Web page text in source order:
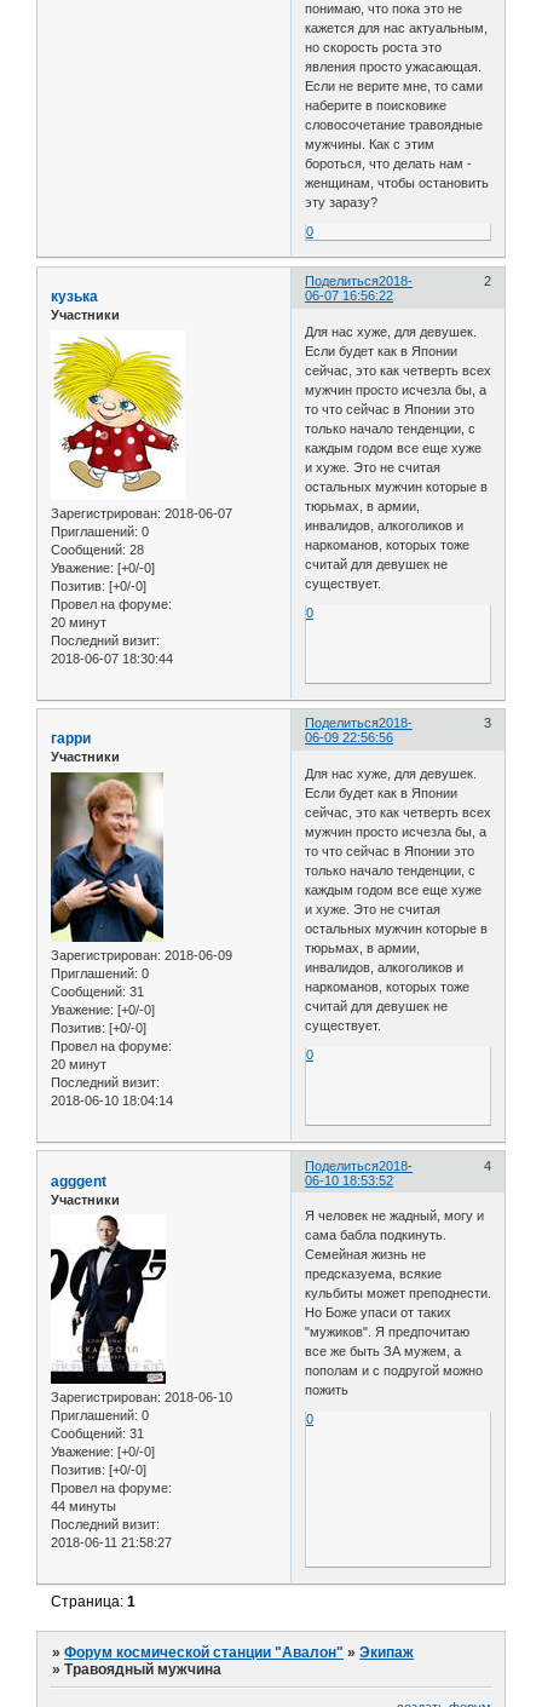
понимаю, что пока это не
кажется для нас актуальным,
но скорость роста это
явления просто ужасающая.
Если не верите мне, то сами
наберите в поисковике
словосочетание травоядные
мужчины. Как с этим
бороться, что делать нам -
женщинам, чтобы остановить
эту заразу?
0
Поделиться 2
2018-
06-07 16:56:22
кузька
Участники
Зарегистрирован: 2018-06-07
Приглашений: 0
Сообщений: 28
Уважение: [+0/-0]
Позитив: [+0/-0]
Провел на форуме:
20 минут
Последний визит:
2018-06-07 18:30:44
Для нас хуже, для девушек.
Если будет как в Японии
сейчас, это как четверть всех
мужчин просто исчезла бы, а
то что сейчас в Японии это
только начало тенденции, с
каждым годом все еще хуже
и хуже. Это не считая
остальных мужчин которые в
тюрьмах, в армии,
инвалидов, алкоголиков и
наркоманов, которых тоже
считай для девушек не
существует.
0
Поделиться 3
2018-
06-09 22:56:56
гарри
Участники
Зарегистрирован: 2018-06-09
Приглашений: 0
Сообщений: 31
Уважение: [+0/-0]
Позитив: [+0/-0]
Провел на форуме:
20 минут
Последний визит:
2018-06-10 18:04:14
Для нас хуже, для девушек.
Если будет как в Японии
сейчас, это как четверть всех
мужчин просто исчезла бы, а
то что сейчас в Японии это
только начало тенденции, с
каждым годом все еще хуже
и хуже. Это не считая
остальных мужчин которые в
тюрьмах, в армии,
инвалидов, алкоголиков и
наркоманов, которых тоже
считай для девушек не
существует.
0
Поделиться 4
2018-
06-10 18:53:52
agggent
Участники
Зарегистрирован: 2018-06-10
Приглашений: 0
Сообщений: 31
Уважение: [+0/-0]
Позитив: [+0/-0]
Провел на форуме:
44 минуты
Последний визит:
2018-06-11 21:58:27
Я человек не жадный, могу и
сама бабла подкинуть.
Семейная жизнь не
предсказуема, всякие
кульбиты может преподнести.
Но Боже упаси от таких
"мужиков". Я предпочитаю
все же быть ЗА мужем, а
пополам и с подругой можно
пожить
0
Страница:1
»Форум космической станции "Авалон" »Экипаж
»Травоядный мужчина